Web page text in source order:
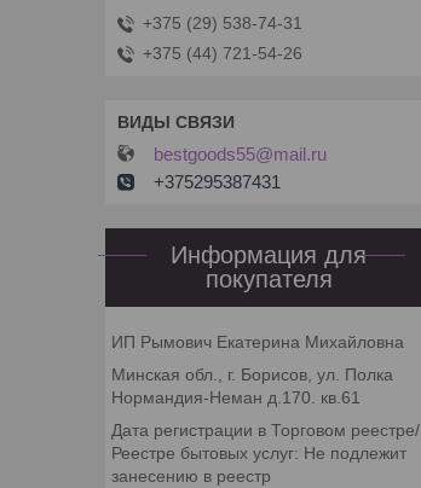
+375 (29) 538-74-31
+375 (44) 721-54-26
bestgoods55@mail.ru
+375295387431
Информация для
покупателя
ИП Рымович Екатерина Михайловна
Минская обл., г. Борисов, ул. Полка
Нормандия-Неман д.170. кв.61
Дата регистрации в Торговом реестре/
Реестре бытовых услуг: Не подлежит
занесению в реестр